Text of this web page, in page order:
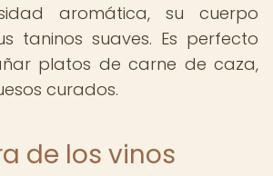
aromática, su cuerpo
taninos suaves. Es perfecto
platos de carne de caza,
curados.
de los vinos